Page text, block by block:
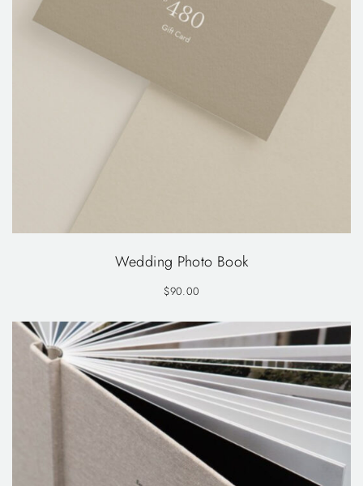
Wedding Photo Book
$90.00